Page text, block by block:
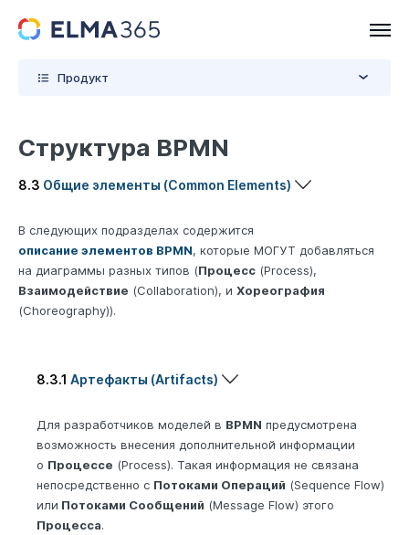
Продукт
Структура BPMN
8.3 Общие элементы (Common Elements)
В следующих подразделах содержится
описание элементов BPMN, которые МОГУТ добавляться
на диаграммы разных типов (Процесс (Process),
Взаимодействие (Collaboration), и Хореография
(Choreography)).
8.3.1 Артефакты (Artifacts)
Для разработчиков моделей в BPMN предусмотрена
возможность внесения дополнительной информации
о Процессе (Process). Такая информация не связана
непосредственно с Потоками Операций (Sequence Flow)
или Потоками Сообщений (Message Flow) этого
Процесса.